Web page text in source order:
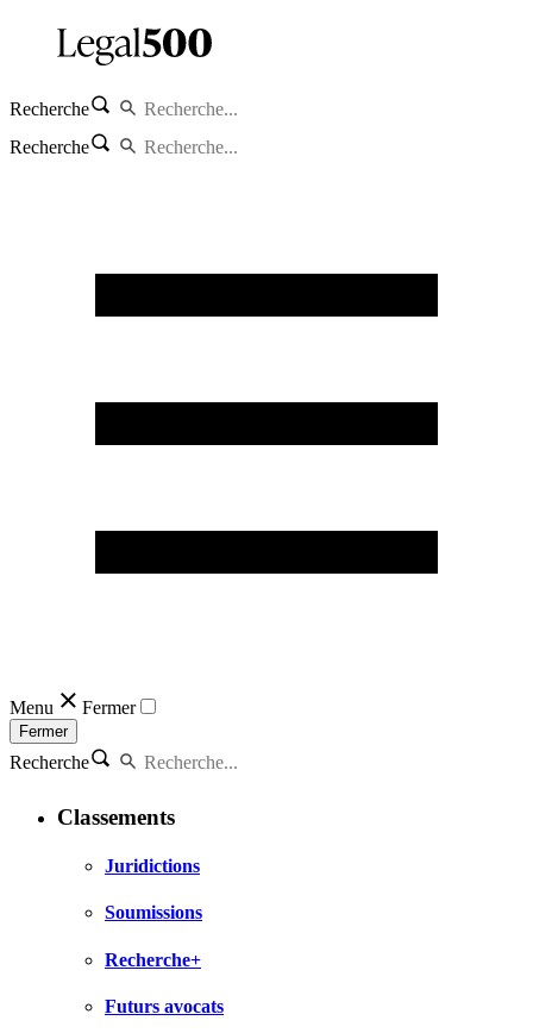
Recherche
Recherche
Menu Fermer
Fermer
Recherche
Classements
Juridictions
Soumissions
Recherche+
Futurs avocats